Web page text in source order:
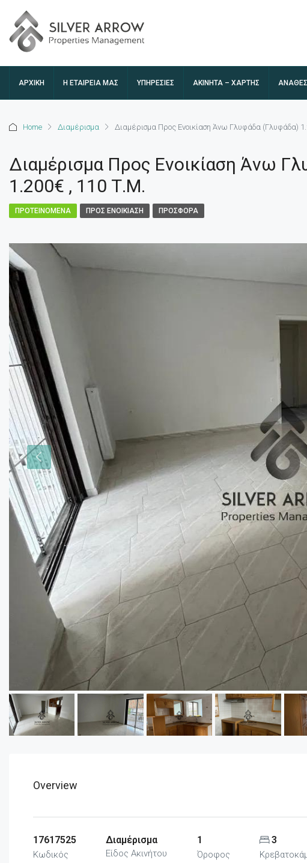
ΑΡΧΙΚΉ Η ΕΤΑΙΡΕΊΑ ΜΑΣ ΥΠΗΡΕΣΙΕΣ ΑΚΊΝΗΤΑ – ΧΆΡΤΗΣ
Home Διαμέρισμα Διαμέρισμα Προς Ενοικίαση Άνω Γλυφάδα (Γλυφάδα)
Διαμέρισμα Προς Ενοικίαση Άνω
1.200€ , 110 Τ.Μ.
ΠΡΟΤΕΙΝΌΜΕΝΑ ΠΡΟΣ ΕΝΟΙΚΊΑΣΗ ΠΡΟΣΦΟΡΆ
Overview
17617525
Κωδικός
Διαμέρισμα
Είδος Ακινήτου
1
Όροφος
3